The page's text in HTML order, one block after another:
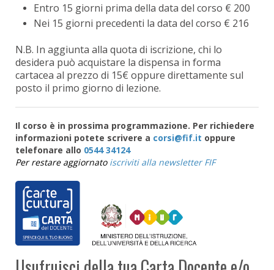
Entro 15 giorni prima della data del corso € 200
Nei 15 giorni precedenti la data del corso € 216
N.B. In aggiunta alla quota di iscrizione, chi lo
desidera può acquistare la dispensa in forma
cartacea al prezzo di 15€ oppure direttamente sul
posto il primo giorno di lezione.
Il corso è in prossima programmazione. Per richiedere
informazioni potete scrivere a
oppure
telefonare allo 0544 34124
Per restare aggiornato iscriviti alla newsletter FIF